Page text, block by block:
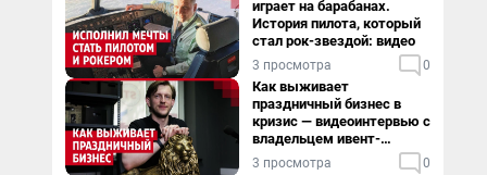
играет на барабанах.
История пилота, который
стал рок-звездой: видео
3 просмотра 0
Как выживает
праздничный бизнес в
кризис — видеоинтервью с
владельцем ивент-
агентства
3 просмотра 0